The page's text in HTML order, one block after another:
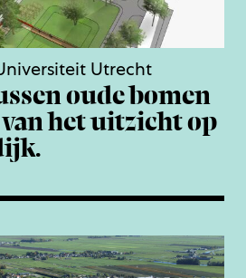
Utrecht
oude bomen
het uitzicht op